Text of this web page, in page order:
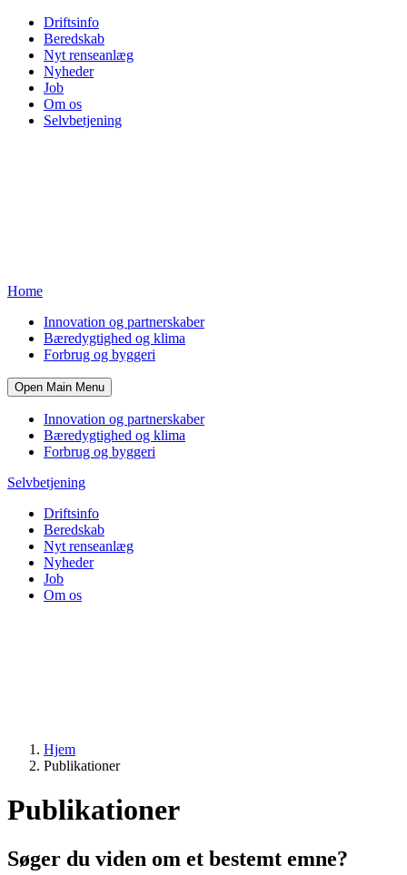
Driftsinfo
Beredskab
Nyt renseanlæg
Nyheder
Job
Om os
Selvbetjening
Home
Innovation og partnerskaber
Bæredygtighed og klima
Forbrug og byggeri
Open Main Menu
Innovation og partnerskaber
Bæredygtighed og klima
Forbrug og byggeri
Selvbetjening
Driftsinfo
Beredskab
Nyt renseanlæg
Nyheder
Job
Om os
Hjem
Publikationer
Publikationer
Søger du viden om et bestemt emne?